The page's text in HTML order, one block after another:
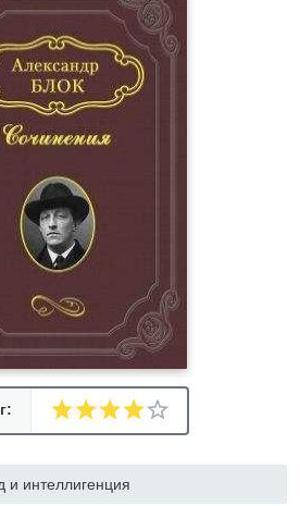
и интеллигенция